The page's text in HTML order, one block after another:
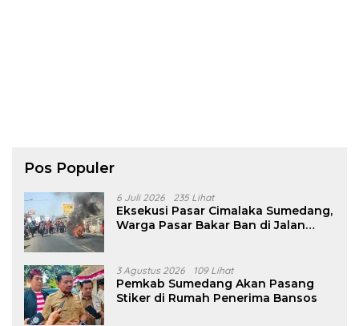
Pos Populer
6 Juli 2026 235 Lihat
Eksekusi Pasar Cimalaka Sumedang,
Warga Pasar Bakar Ban di Jalan
3 Agustus 2026 109 Lihat
Pemkab Sumedang Akan Pasang
Stiker di Rumah Penerima Bansos